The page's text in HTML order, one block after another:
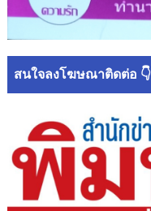
สนใจลงโฆษณาติดต่อ 👇